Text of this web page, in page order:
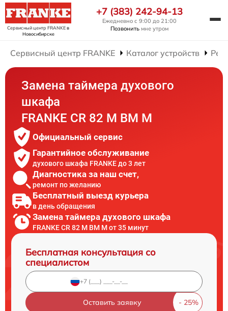
Сервисный центр FRANKEв
Новосибирске
+7 (383) 242-94-13
Ежедневно с 9:00 до 21:00
Позвонить мне утром
Сервисный центр FRANKE Каталог устройств
Замена таймера духового
шкафа
FRANKE CR 82 M BM M
Официальный сервис
Гарантийное обслуживание
духового шкафа FRANKE до 3 лет
Диагностика за наш счет,
ремонт по желанию
Бесплатный выезд курьера
в день обращения
Замена таймера духового шкафа
FRANKE CR 82 M BM M от 35 минут
Бесплатная консультация со
специалистом
Оставить заявку